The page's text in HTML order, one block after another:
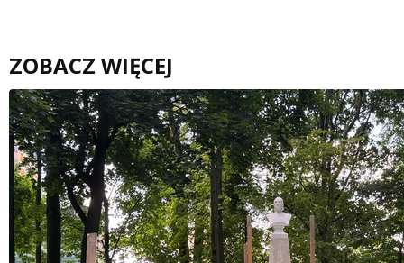
ZOBACZ WIĘCEJ